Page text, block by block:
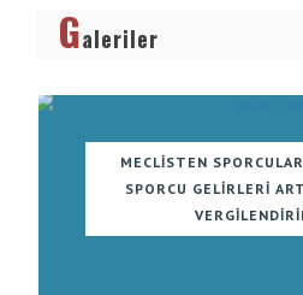
Galeriler
MECLISTEN
SPORCU GELIRLERI